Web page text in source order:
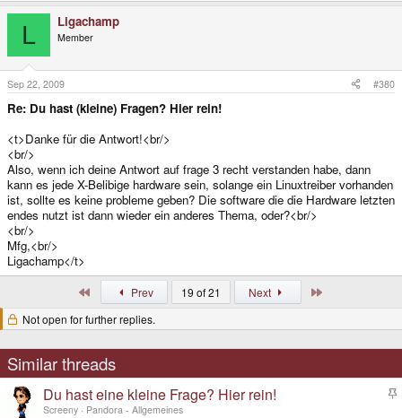
L Ligachamp
Member
Sep 22, 2009 #380
Re: Du hast (kleine) Fragen? Hier rein!
<t>Danke für die Antwort!<br/>
<br/>
Also, wenn ich deine Antwort auf frage 3 recht verstanden habe, dann
kann es jede X-Belibige hardware sein, solange ein Linuxtreiber vorhanden
ist, sollte es keine probleme geben? Die software die die Hardware letzten
endes nutzt ist dann wieder ein anderes Thema, oder?<br/>
<br/>
Mfg,<br/>
Ligachamp</t>
Prev 19 of 21 Next
Not open for further replies.
Similar threads
Du hast eine kleine Frage? Hier rein!
Screeny
Pandora - Allgemeines